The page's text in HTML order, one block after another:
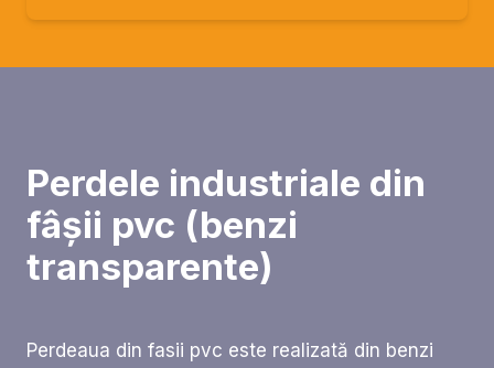
Perdele industriale din
fâșii pvc (benzi
transparente)
Perdeaua din fasii pvc este realizată din benzi